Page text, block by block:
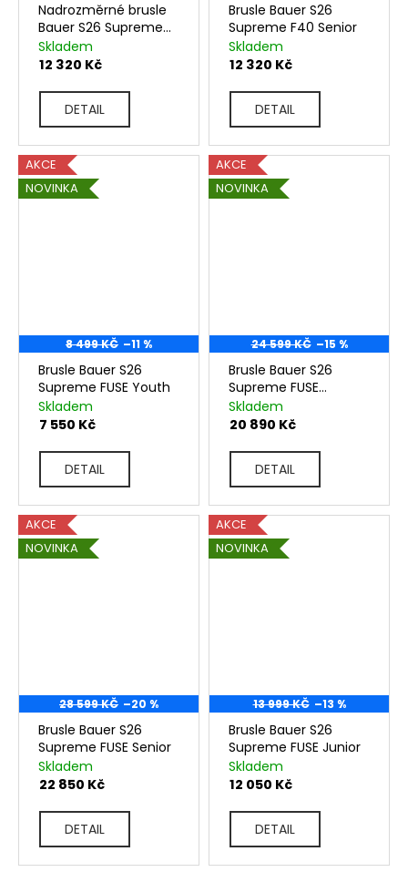
Nadrozměrné brusle
Bauer S26 Supreme
F40 Senior
Skladem
12 320 Kč
DETAIL
Brusle Bauer S26
Supreme F40 Senior
Skladem
12 320 Kč
DETAIL
AKCE
NOVINKA
8 499 KČ –11 %
Brusle Bauer S26
Supreme FUSE Youth
Skladem
7 550 Kč
DETAIL
AKCE
NOVINKA
24 599 KČ –15 %
Brusle Bauer S26
Supreme FUSE
Intermediate
Skladem
20 890 Kč
DETAIL
AKCE
NOVINKA
28 599 KČ –20 %
Brusle Bauer S26
Supreme FUSE Senior
Skladem
22 850 Kč
DETAIL
AKCE
NOVINKA
13 999 KČ –13 %
Brusle Bauer S26
Supreme FUSE Junior
Skladem
12 050 Kč
DETAIL